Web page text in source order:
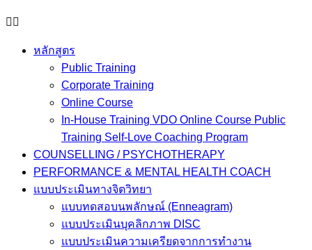
หลักสูตร
Public Training
Corporate Training
Online Course
In-House Training VDO Online Course Public
Training Self-Love Coaching Program
COUNSELLING / PSYCHOTHERAPY
PERFORMANCE & MENTAL HEALTH COACH
แบบประเมินทางจิตวิทยา
แบบทดสอบนพลักษณ์ (Enneagram)
แบบประเมินบุคลิกภาพ DISC
แบบประเมินความเครียดจากการทำงาน